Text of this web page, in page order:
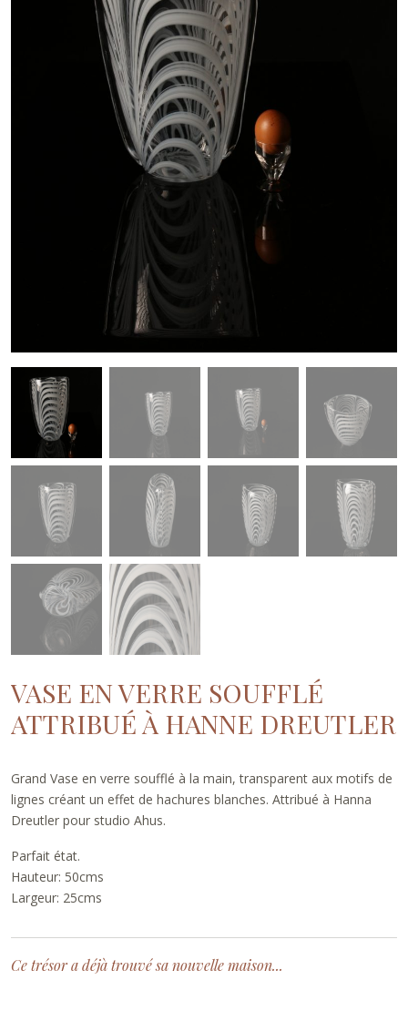
VASE EN VERRE SOUFFLÉ
ATTRIBUÉ À HANNE DREUTLER
Grand Vase en verre soufflé à la main, transparent aux motifs de
lignes créant un effet de hachures blanches. Attribué à Hanna
Dreutler pour studio Ahus.
Parfait état.
Hauteur: 50cms
Largeur: 25cms
Ce trésor a déjà trouvé sa nouvelle maison...